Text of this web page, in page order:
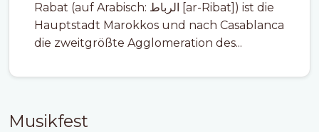
Rabat (auf Arabisch: الرباط [ar-Ribat]) ist die
Hauptstadt Marokkos und nach Casablanca
die zweitgrößte Agglomeration des...
Musikfest